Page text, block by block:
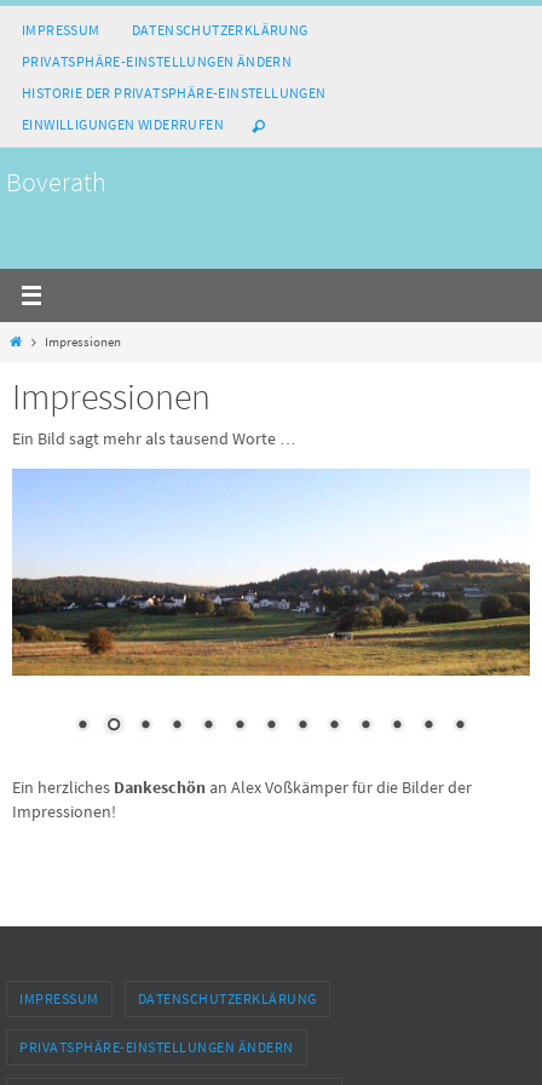
Inhalt
springen
IMPRESSUM
DATENSCHUTZERKLÄRUNG
PRIVATSPHÄRE-EINSTELLUNGEN ÄNDERN
HISTORIE DER PRIVATSPHÄRE-EINSTELLUNGEN
EINWILLIGUNGEN WIDERRUFEN
Boverath
HomeImpressionen
Impressionen
Ein Bild sagt mehr als tausend Worte …
Ein herzliches Dankeschön an Alex Voßkämper für die Bilder der
Impressionen!
IMPRESSUM DATENSCHUTZERKLÄRUNG
PRIVATSPHÄRE-EINSTELLUNGEN ÄNDERN